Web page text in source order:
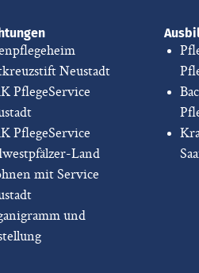
Neustadt
PflegeService
PflegeService
Land
mit Service
und